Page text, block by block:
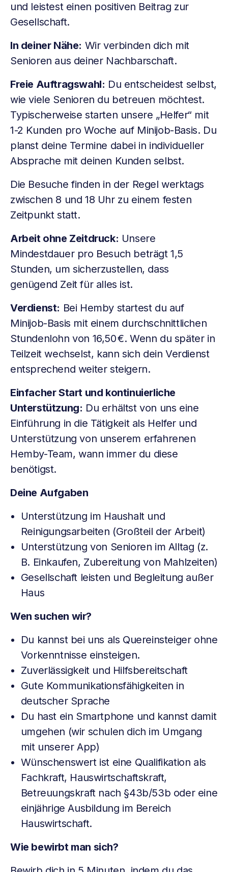
und leistest einen positiven Beitrag zur
Gesellschaft.
In deiner Nähe: Wir verbinden dich mit
Senioren aus deiner Nachbarschaft.
Freie Auftragswahl: Du entscheidest selbst,
wie viele Senioren du betreuen möchtest.
Typischerweise starten unsere „Helfer“ mit
1-2 Kunden pro Woche auf Minijob-Basis. Du
planst deine Termine dabei in individueller
Absprache mit deinen Kunden selbst.
Die Besuche finden in der Regel werktags
zwischen 8 und 18 Uhr zu einem festen
Zeitpunkt statt.
Arbeit ohne Zeitdruck: Unsere
Mindestdauer pro Besuch beträgt 1,5
Stunden, um sicherzustellen, dass
genügend Zeit für alles ist.
Verdienst: Bei Hemby startest du auf
Minijob-Basis mit einem durchschnittlichen
Stundenlohn von 16,50 €. Wenn du später in
Teilzeit wechselst, kann sich dein Verdienst
entsprechend weiter steigern.
Einfacher Start und kontinuierliche
Unterstützung: Du erhältst von uns eine
Einführung in die Tätigkeit als Helfer und
Unterstützung von unserem erfahrenen
Hemby-Team, wann immer du diese
benötigst.
Deine Aufgaben
Unterstützung im Haushalt und
Reinigungsarbeiten (Großteil der Arbeit)
Unterstützung von Senioren im Alltag (z.
B. Einkaufen, Zubereitung von Mahlzeiten)
Gesellschaft leisten und Begleitung außer
Haus
Wen suchen wir?
Du kannst bei uns als Quereinsteiger ohne
Vorkenntnisse einsteigen.
Zuverlässigkeit und Hilfsbereitschaft
Gute Kommunikationsfähigkeiten in
deutscher Sprache
Du hast ein Smartphone und kannst damit
umgehen (wir schulen dich im Umgang
mit unserer App)
Wünschenswert ist eine Qualifikation als
Fachkraft, Hauswirtschaftskraft,
Betreuungskraft nach §43b/53b oder eine
einjährige Ausbildung im Bereich
Hauswirtschaft.
Wie bewirbt man sich?